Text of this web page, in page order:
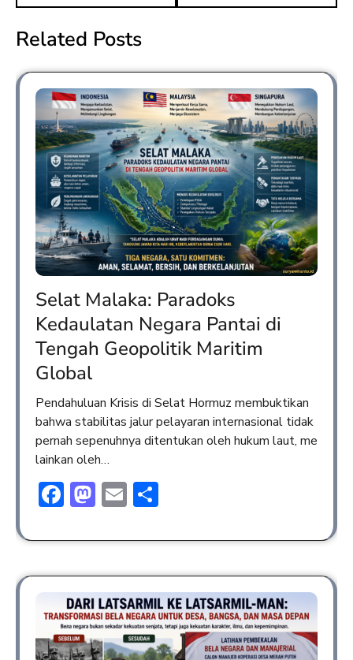
Related Posts
Selat Malaka: Paradoks
Kedaulatan Negara Pantai di
Tengah Geopolitik Maritim
Global
Pendahuluan Krisis di Selat Hormuz membuktikan
bahwa stabilitas jalur pelayaran internasional tidak
pernah sepenuhnya ditentukan oleh hukum laut, me
lainkan oleh…
Facebook
Mastodon
Email